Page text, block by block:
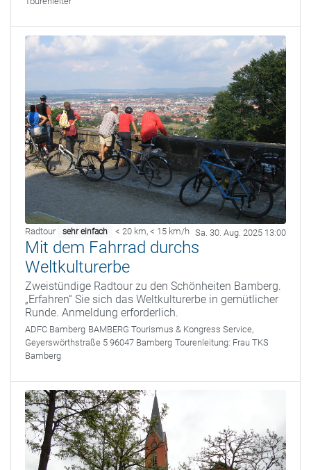
Radtour sehr einfach < 20 km, < 15 km/h Sa. 30. Aug. 2025 13:00
Mit dem Fahrrad durchs
Weltkulturerbe
Zweistündige Radtour zu den Schönheiten Bamberg.
„Erfahren“ Sie sich das Weltkulturerbe in gemütlicher
Runde. Anmeldung erforderlich.
ADFC Bamberg BAMBERG Tourismus & Kongress Service,
Geyerswörthstraße 5 96047 Bamberg Tourenleitung: Frau TKS
Bamberg